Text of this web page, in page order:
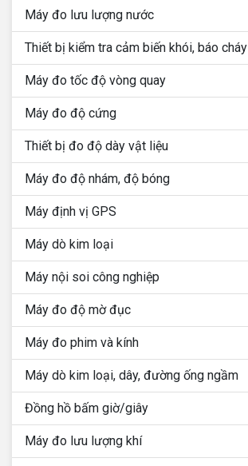
Máy đo lưu lượng nước
Thiết bị kiểm tra cảm biến khói, báo cháy
Máy đo tốc độ vòng quay
Máy đo độ cứng
Thiết bị đo độ dày vật liệu
Máy đo độ nhám, độ bóng
Máy định vị GPS
Máy dò kim loại
Máy nội soi công nghiệp
Máy đo độ mờ đục
Máy đo phim và kính
Máy dò kim loại, dây, đường ống ngầm
Đồng hồ bấm giờ/giây
Máy đo lưu lượng khí